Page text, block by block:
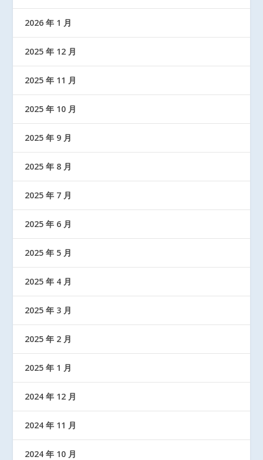
2026 年 1 月
2025 年 12 月
2025 年 11 月
2025 年 10 月
2025 年 9 月
2025 年 8 月
2025 年 7 月
2025 年 6 月
2025 年 5 月
2025 年 4 月
2025 年 3 月
2025 年 2 月
2025 年 1 月
2024 年 12 月
2024 年 11 月
2024 年 10 月